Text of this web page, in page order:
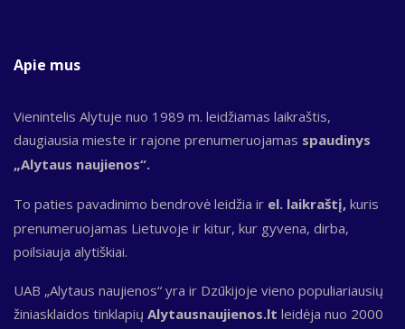
Apie mus
Vienintelis Alytuje nuo 1989 m. leidžiamas laikraštis,
daugiausia mieste ir rajone prenumeruojamas spaudinys
„Alytaus naujienos“.
To paties pavadinimo bendrovė leidžia ir el. laikraštį, kuris
prenumeruojamas Lietuvoje ir kitur, kur gyvena, dirba,
poilsiauja alytiškiai.
UAB „Alytaus naujienos“ yra ir Dzūkijoje vieno populiariausių
žiniasklaidos tinklapių Alytausnaujienos.lt leidėja nuo 2000